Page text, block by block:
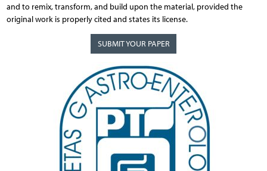
and to remix, transform, and build upon the material, provided the
original work is properly cited and states its license.
SUBMIT YOUR PAPER